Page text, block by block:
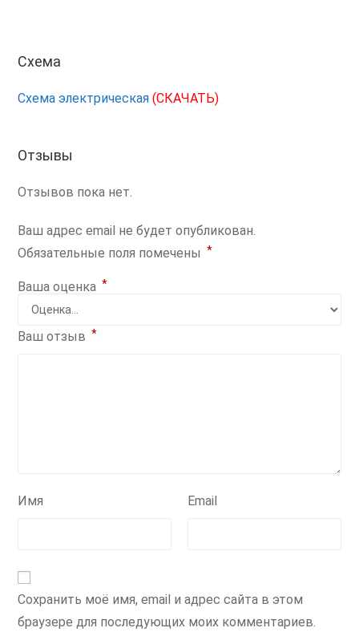
Схема
Схема электрическая(СКАЧАТЬ)
Отзывы
Отзывов пока нет.
Ваш адрес email не будет опубликован.
Обязательные поля помечены *
Ваша оценка *
Ваш отзыв *
Имя Email
Сохранить моё имя, email и адрес сайта в этом
браузере для последующих моих комментариев.